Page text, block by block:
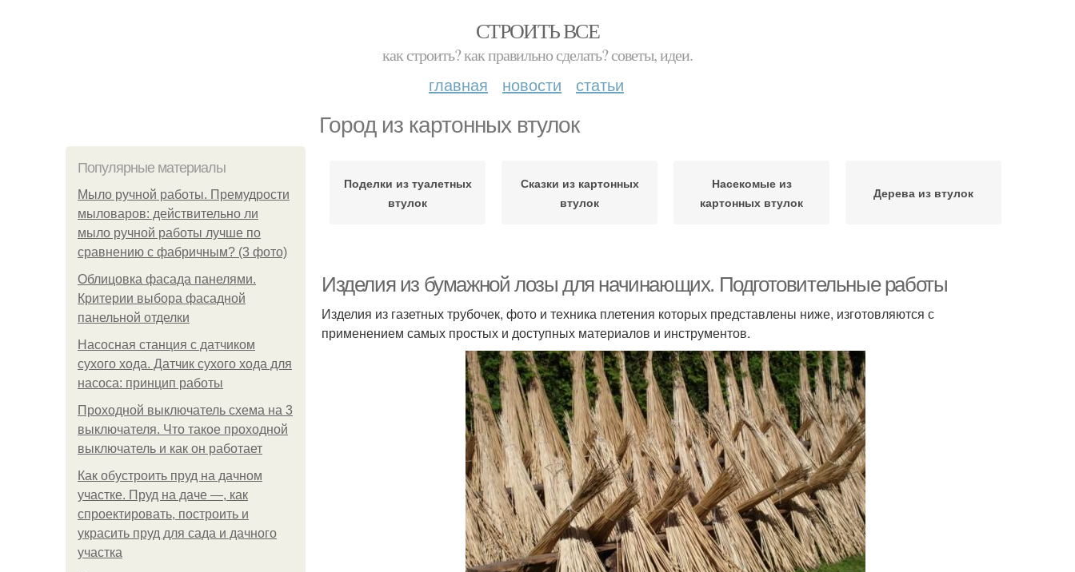
СТРОИТЬ ВСЕ
как строить? как правильно сделать? советы, идеи.
главная новости статьи
Город из картонных втулок
Популярные материалы
Мыло ручной работы. Премудрости
мыловаров: действительно ли
мыло ручной работы лучше по
сравнению с фабричным? (3 фото)
Облицовка фасада панелями.
Критерии выбора фасадной
панельной отделки
Насосная станция с датчиком
сухого хода. Датчик сухого хода для
насоса: принцип работы
Проходной выключатель схема на 3
выключателя. Что такое проходной
выключатель и как он работает
Как обустроить пруд на дачном
участке. Пруд на даче —, как
спроектировать, построить и
украсить пруд для сада и дачного
участка
Поделки из туалетных
втулок
Сказки из картонных
втулок
Насекомые из
картонных втулок
Дерева из втулок
Изделия из бумажной лозы для начинающих. Подготовительные работы
Изделия из газетных трубочек, фото и техника плетения которых представлены ниже, изготовляются с
применением самых простых и доступных материалов и инструментов.